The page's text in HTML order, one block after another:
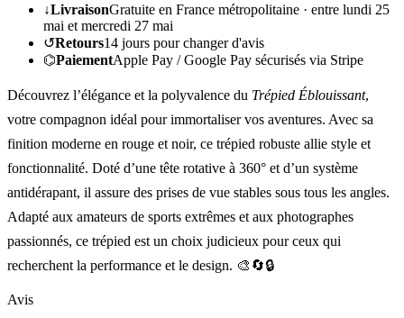
↓LivraisonGratuite en France métropolitaine · entre lundi 25
mai et mercredi 27 mai
↺Retours14 jours pour changer d'avis
⌬PaiementApple Pay / Google Pay sécurisés via Stripe
Découvrez l’élégance et la polyvalence du Trépied Éblouissant,
votre compagnon idéal pour immortaliser vos aventures. Avec sa
finition moderne en rouge et noir, ce trépied robuste allie style et
fonctionnalité. Doté d’une tête rotative à 360° et d’un système
antidérapant, il assure des prises de vue stables sous tous les angles.
Adapté aux amateurs de sports extrêmes et aux photographes
passionnés, ce trépied est un choix judicieux pour ceux qui
recherchent la performance et le design. 🎨🔄🔒
Avis